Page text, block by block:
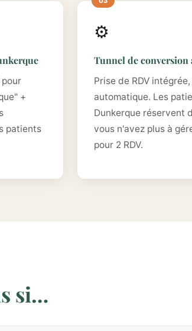
+
patients
⚙️
Tunnel de conversion
Prise de RDV
automatique. Les
Dunkerque réservent
vous n'avez plus à
pour 2 RDV.
si…